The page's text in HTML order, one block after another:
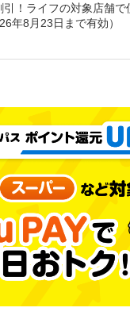
引！ライフの対象店舗で
年8月23日まで有効）